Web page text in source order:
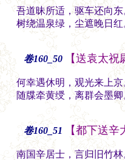
吾道昧所适，驱车还向
树绕温泉绿，尘遮晚日
卷160_50 【送袁太
何幸遇休明，观光来上
随牒牵黄绶，离群会墨
卷160_51 【都下送
南国辛居士，言归旧竹